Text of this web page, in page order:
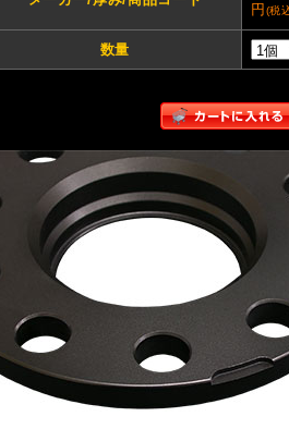
円 (税
数量